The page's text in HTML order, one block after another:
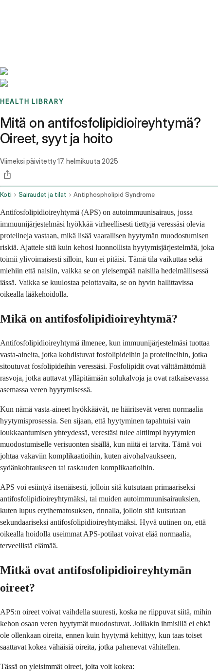
HEALTH LIBRARY
Mitä on antifosfolipidioireyhtymä?
Oireet, syyt ja hoito
Viimeksi päivitetty17. helmikuuta 2025
Koti Sairaudet ja tilat Antiphospholipid Syndrome
Antifosfolipidioireyhtymä (APS) on autoimmuunisairaus, jossa
immuunijärjestelmäsi hyökkää virheellisesti tiettyjä veressäsi olevia
proteiineja vastaan, mikä lisää vaarallisen hyytymän muodostumisen
riskiä. Ajattele sitä kuin kehosi luonnollista hyytymisjärjestelmää, joka
toimii ylivoimaisesti silloin, kun ei pitäisi. Tämä tila vaikuttaa sekä
miehiin että naisiin, vaikka se on yleisempää naisilla hedelmällisessä
iässä. Vaikka se kuulostaa pelottavalta, se on hyvin hallittavissa
oikealla lääkehoidolla.
Mikä on antifosfolipidioireyhtymä?
Antifosfolipidioireyhtymä ilmenee, kun immuunijärjestelmäsi tuottaa
vasta-aineita, jotka kohdistuvat fosfolipideihin ja proteiineihin, jotka
sitoutuvat fosfolipideihin veressäsi. Fosfolipidit ovat välttämättömiä
rasvoja, jotka auttavat ylläpitämään solukalvoja ja ovat ratkaisevassa
asemassa veren hyytymisessä.
Kun nämä vasta-aineet hyökkäävät, ne häiritsevät veren normaalia
hyytymisprosessia. Sen sijaan, että hyytyminen tapahtuisi vain
loukkaantumisen yhteydessä, verestäsi tulee alttiimpi hyytymien
muodostumiselle verisuonten sisällä, kun niitä ei tarvita. Tämä voi
johtaa vakaviin komplikaatioihin, kuten aivohalvaukseen,
sydänkohtaukseen tai raskauden komplikaatioihin.
APS voi esiintyä itsenäisesti, jolloin sitä kutsutaan primaariseksi
antifosfolipidioireyhtymäksi, tai muiden autoimmuunisairauksien,
kuten lupus erythematosuksen, rinnalla, jolloin sitä kutsutaan
sekundaariseksi antifosfolipidioireyhtymäksi. Hyvä uutinen on, että
oikealla hoidolla useimmat APS-potilaat voivat elää normaalia,
terveellistä elämää.
Mitkä ovat antifosfolipidioireyhtymän
oireet?
APS:n oireet voivat vaihdella suuresti, koska ne riippuvat siitä, mihin
kehon osaan veren hyytymät muodostuvat. Joillakin ihmisillä ei ehkä
ole ollenkaan oireita, ennen kuin hyytymä kehittyy, kun taas toiset
saattavat kokea vähäisiä oireita, jotka pahenevat vähitellen.
Tässä on yleisimmät oireet, joita voit kokea: